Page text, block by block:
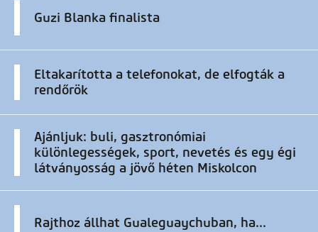
Guzi Blanka finalista
Eltakarította a telefonokat, de elfogták a
rendőrök
Ajánljuk: buli, gasztronómiai
különlegességek, sport, nevetés és egy égi
látványosság a jövő héten Miskolcon
Rajthoz állhat Gualeguaychuban, ha...